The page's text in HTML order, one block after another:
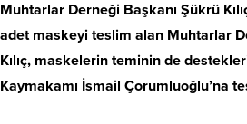
Muhtarlar Derneği Başkanı Şükrü
adet maskeyi teslim alan Muhtarlar
Kılıç, maskelerin teminin de
Kaymakamı İsmail Çorumluoğlu’na